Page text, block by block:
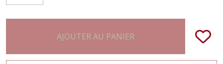
AJOUTER AU PANIER